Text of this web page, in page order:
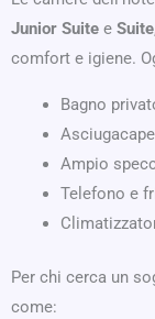
Junior Suite e Suite
comfort e igiene.
Bagno
Ampio
Telefono e
Per chi cerca un
come: